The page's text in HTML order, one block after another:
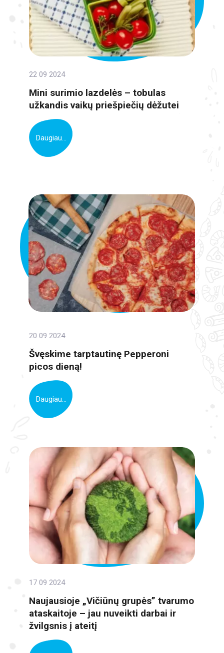
22 09 2024
Mini surimio lazdelės – tobulas
užkandis vaikų priešpiečių dėžutei
Daugiau...
20 09 2024
Švęskime tarptautinę Pepperoni
picos dieną!
Daugiau...
17 09 2024
Naujausioje „Vičiūnų grupės” tvarumo
ataskaitoje – jau nuveikti darbai ir
žvilgsnis į ateitį